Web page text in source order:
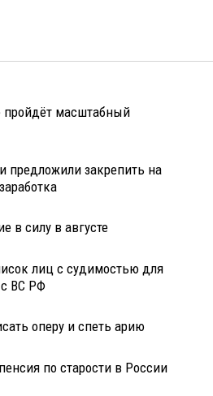
пройдёт масштабный
предложили закрепить на
в силу в августе
лиц с судимостью для
с ВС РФ
оперу и спеть арию
по старости в России